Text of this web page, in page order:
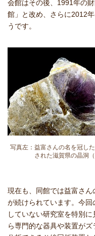
会館はその後、1991年の
館」と改め、さらに2012
うです。
写真左：益富さんの名を冠し
された滋賀県の晶洞
現在も、同館では益富さ
が続けられています。今
していない研究室を特別
ら専門的な器具や装置が